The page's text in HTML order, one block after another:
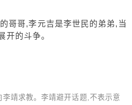
哥,李元吉是李世民的弟弟,当
开的斗争。
靖求教。李靖避开话题,不表示意